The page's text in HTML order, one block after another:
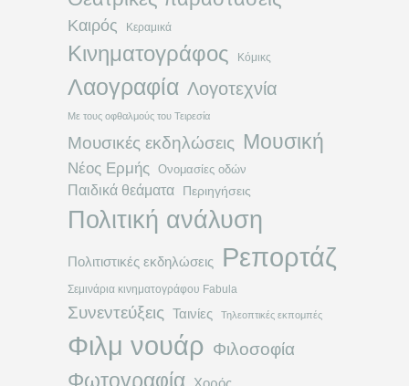
Καιρός Κεραμικά
Κινηματογράφος Κόμικς
Λαογραφία Λογοτεχνία
Με τους οφθαλμούς του Τειρεσία
Μουσικές εκδηλώσεις Μουσική
Νέος Ερμής Ονομασίες οδών
Παιδικά θεάματα Περιηγήσεις
Πολιτική ανάλυση
Πολιτιστικές εκδηλώσεις Ρεπορτάζ
Σεμινάρια κινηματογράφου Fabula
Συνεντεύξεις Ταινίες Τηλεοπτικές εκπομπές
Φιλμ νουάρ Φιλοσοφία
Φωτογραφία